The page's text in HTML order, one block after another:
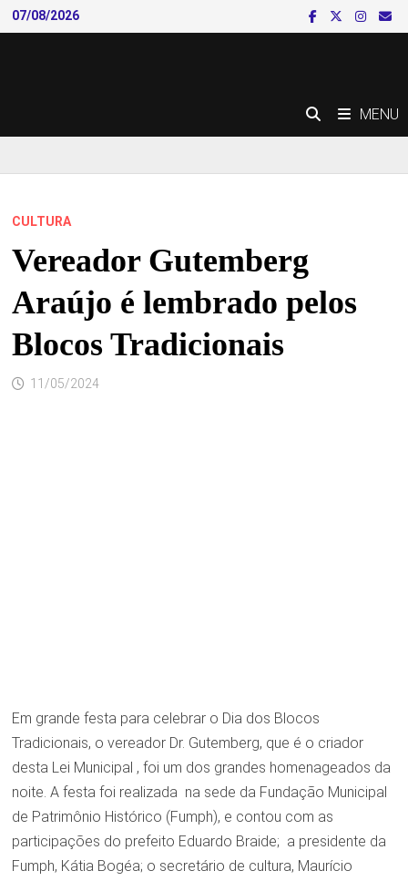
Skip
to
07/08/2026
MENU
CULTURA
Vereador Gutemberg
Araújo é lembrado pelos
Blocos Tradicionais
11/05/2024
Em grande festa para celebrar o Dia dos Blocos
Tradicionais, o vereador Dr. Gutemberg, que é o criador
desta Lei Municipal , foi um dos grandes homenageados da
noite. A festa foi realizada na sede da Fundação Municipal
de Patrimônio Histórico (Fumph), e contou com as
participações do prefeito Eduardo Braide; a presidente da
Fumph, Kátia Bogéa; o secretário de cultura, Maurício